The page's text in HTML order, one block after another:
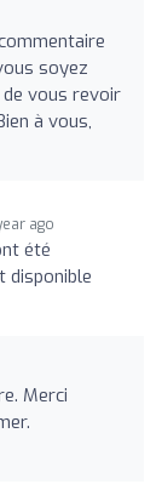
soyez
vous revoir
à vous,
ago
été
disponible
Merci